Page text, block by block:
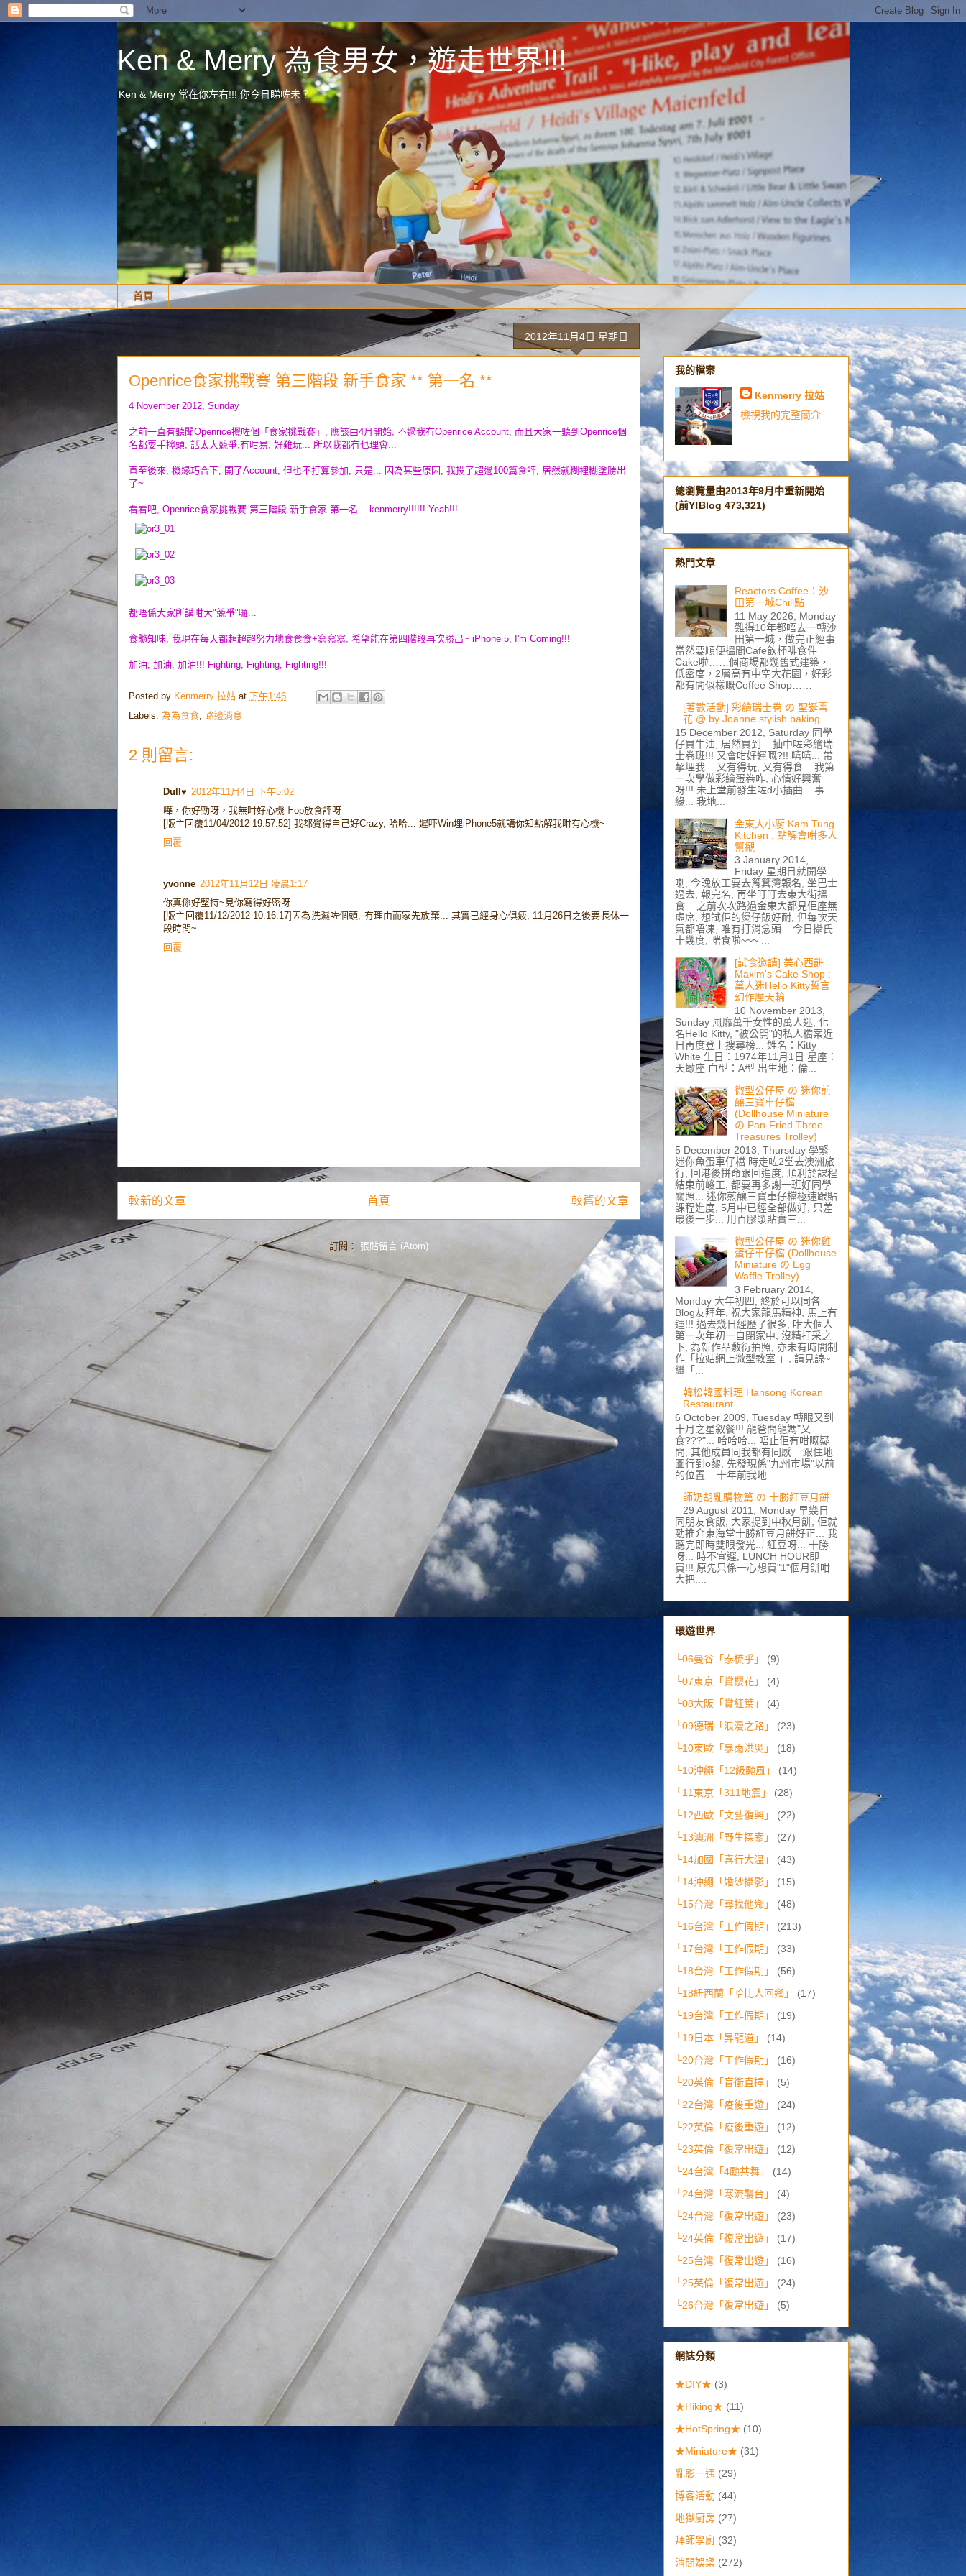
Ken & Merry 為食男女，遊走世界!!!
Ken & Merry 常在你左右!!! 你今日睇咗未？
首頁
2012年11月4日 星期日
Openrice食家挑戰賽 第三階段 新手食家 ** 第一名 **
4 November 2012, Sunday
之前一直有聽聞Openrice攪咗個「食家挑戰賽」, 應該由4月開始, 不過我冇Openrice Account, 而且大家一聽到Openrice個
名都耍手擰頭, 話太大競爭,冇咁易, 好難玩... 所以我都冇乜理會...
直至後來, 機緣巧合下, 開了Account, 但也不打算參加, 只是... 因為某些原因, 我投了超過100篇食評, 居然就糊裡糊塗勝出
了~
看看吧, Openrice食家挑戰賽 第三階段 新手食家 第一名 -- kenmerry!!!!!! Yeah!!!
都唔係大家所講咁大"競爭"囉...
食髓知味, 我現在每天都超超超努力地食食食+寫寫寫, 希望能在第四階段再次勝出~ iPhone 5, I'm Coming!!!
加油, 加油, 加油!!! Fighting, Fighting, Fighting!!!
Posted by Kenmerry 拉姑 at 下午1:46
Labels: 為為食食 路邊消息
2 則留言:
Dull♥ 2012年11月4日 下午5:02
嘩，你好勁呀，我無咁好心機上op放食評呀
[版主回覆11/04/2012 19:57:52] 我都覺得自己好Crazy, 哈哈... 遲吓Win埋iPhone5就講你知點解我咁有心機~
回覆
yvonne 2012年11月12日 凌晨1:17
你真係好堅持~見你寫得好密呀
[版主回覆11/12/2012 10:16:17]因為洗濕咗個頭, 冇理由而家先放棄... 其實已經身心俱疲, 11月26日之後要長休一
段時間~
回覆
較新的文章 較舊的文章
首頁
訂閱： 張貼留言 (Atom)
我的檔案
Kenmerry 拉姑
檢視我的完整簡介
總瀏覽量由2013年9月中重新開始
(前Y!Blog 473,321)
熱門文章
Reactors Coffee：沙
田第一城Chill點
11 May 2026, Monday
難得10年都唔去一轉沙
田第一城，做完正經事
當然要順便搵間Cafe飲杯啡食件
Cake啦……個商場都幾舊式建築，
低密度，2層高有中空大花園，好彩
都有間似樣嘅Coffee Shop……
[著數活動] 彩繪瑞士卷 の 聖誕雪
花 @ by Joanne stylish baking
15 December 2012, Saturday 同學
仔買牛油, 居然買到... 抽中咗彩繪瑞
士卷班!!! 又會咁好運嘅?!! 嘻嘻... 帶
挈埋我... 又有得玩, 又有得食... 我第
一次學做彩繪蛋卷咋, 心情好興奮
呀!!! 未上堂前發生咗d小插曲... 事
緣... 我地...
金東大小廚 Kam Tung
Kitchen : 點解會咁多人
幫襯
3 January 2014,
Friday 星期日就開學
喇, 今晚放工要去筲箕灣報名, 坐巴士
過去, 報完名, 再坐叮叮去東大街搵
食... 之前次次路過金東大都見佢座無
虛席, 想試佢的煲仔飯好耐, 但每次天
氣都唔凍, 唯有打消念頭... 今日攝氏
十幾度, 啱食啦~~~ ...
[試食邀請] 美心西餅
Maxim's Cake Shop :
萬人迷Hello Kitty誓言
幻作摩天輪
10 November 2013,
Sunday 風靡萬千女性的萬人迷, 化
名Hello Kitty, "被公開"的私人檔案近
日再度登上搜尋榜... 姓名：Kitty
White 生日：1974年11月1日 星座：
天蠍座 血型：A型 出生地：倫...
微型公仔屋 の 迷你煎
釀三寶車仔檔
(Dollhouse Miniature
の Pan-Fried Three
Treasures Trolley)
5 December 2013, Thursday 學緊
迷你魚蛋車仔檔 時走咗2堂去澳洲旅
行, 回港後拼命跟回進度, 順利於課程
結束前峻工, 都要再多謝一班好同學
關照... 迷你煎釀三寶車仔檔極速跟貼
課程進度, 5月中已經全部做好, 只差
最後一步... 用百膠漿貼實三...
微型公仔屋 の 迷你雞
蛋仔車仔檔 (Dollhouse
Miniature の Egg
Waffle Trolley)
3 February 2014,
Monday 大年初四, 終於可以同各
Blog友拜年, 祝大家龍馬精神, 馬上有
運!!! 過去幾日經歷了很多, 咁大個人
第一次年初一自閉家中, 沒精打采之
下, 為新作品敷衍拍照, 亦未有時間制
作「拉姑網上微型教室 」, 請見諒~
繼「...
韓松韓國料理 Hansong Korean
Restaurant
6 October 2009, Tuesday 轉眼又到
十月之星叙餐!!! 龍爸問龍媽"又
食???"... 哈哈哈... 唔止佢有咁嘅疑
問, 其他成員同我都有同感... 跟住地
圖行到o黎, 先發現係"九州市場"以前
的位置... 十年前我地...
師奶胡亂購物篇 の 十勝紅豆月餅
29 August 2011, Monday 早幾日
同朋友食飯, 大家提到中秋月餅, 佢就
勁推介東海堂十勝紅豆月餅好正... 我
聽完即時雙眼發光... 紅豆呀... 十勝
呀... 時不宜遲, LUNCH HOUR即
買!!! 原先只係一心想買"1"個月餅咁
大把....
環遊世界
└06曼谷「泰梳乎」
(9)
└07東京「賞櫻花」
(4)
└08大阪「賞紅葉」
(4)
└09德瑞「浪漫之路」
(23)
└10東歐「暴雨洪災」
(18)
└10沖繩「12級颱風」
(14)
└11東京「311地震」
(28)
└12西歐「文藝復興」
(22)
└13澳洲「野生探索」
(27)
└14加國「喜行大溫」
(43)
└14沖繩「婚紗攝影」
(15)
└15台灣「尋找他鄉」
(48)
└16台灣「工作假期」
(213)
└17台灣「工作假期」
(33)
└18台灣「工作假期」
(56)
└18紐西蘭「哈比人回鄉」
(17)
└19台灣「工作假期」
(19)
└19日本「昇龍道」
(14)
└20台灣「工作假期」
(16)
└20英倫「盲衝直撞」
(5)
└22台灣「疫後重遊」
(24)
└22英倫「疫後重遊」
(12)
└23英倫「復常出遊」
(12)
└24台灣「4颱共舞」
(14)
└24台灣「寒流襲台」
(4)
└24台灣「復常出遊」
(23)
└24英倫「復常出遊」
(17)
└25台灣「復常出遊」
(16)
└25英倫「復常出遊」
(24)
└26台灣「復常出遊」
(5)
網誌分類
★DIY★ (3)
★Hiking★ (11)
★HotSpring★ (10)
★Miniature★ (31)
亂影一通 (29)
博客活動 (44)
地獄廚房 (27)
拜師學廚 (32)
消閒娛樂 (272)